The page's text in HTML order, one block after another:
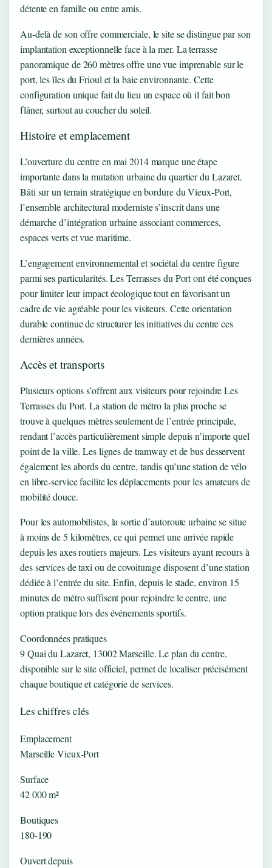
détente en famille ou entre amis.
Au-delà de son offre commerciale, le site se distingue par son
implantation exceptionnelle face à la mer. La terrasse
panoramique de 260 mètres offre une vue imprenable sur le
port, les îles du Frioul et la baie environnante. Cette
configuration unique fait du lieu un espace où il fait bon
flâner, surtout au coucher du soleil.
Histoire et emplacement
L’ouverture du centre en mai 2014 marque une étape
importante dans la mutation urbaine du quartier du Lazaret.
Bâti sur un terrain stratégique en bordure du Vieux-Port,
l’ensemble architectural moderniste s’inscrit dans une
démarche d’intégration urbaine associant commerces,
espaces verts et vue maritime.
L’engagement environnemental et sociétal du centre figure
parmi ses particularités. Les Terrasses du Port ont été conçues
pour limiter leur impact écologique tout en favorisant un
cadre de vie agréable pour les visiteurs. Cette orientation
durable continue de structurer les initiatives du centre ces
dernières années.
Accès et transports
Plusieurs options s’offrent aux visiteurs pour rejoindre Les
Terrasses du Port. La station de métro la plus proche se
trouve à quelques mètres seulement de l’entrée principale,
rendant l’accès particulièrement simple depuis n’importe quel
point de la ville. Les lignes de tramway et de bus desservent
également les abords du centre, tandis qu’une station de vélo
en libre-service facilite les déplacements pour les amateurs de
mobilité douce.
Pour les automobilistes, la sortie d’autoroute urbaine se situe
à moins de 5 kilomètres, ce qui permet une arrivée rapide
depuis les axes routiers majeurs. Les visiteurs ayant recours à
des services de taxi ou de covoiturage disposent d’une station
dédiée à l’entrée du site. Enfin, depuis le stade, environ 15
minutes de métro suffisent pour rejoindre le centre, une
option pratique lors des événements sportifs.
Coordonnées pratiques
9 Quai du Lazaret, 13002 Marseille. Le plan du centre,
disponible sur le site officiel, permet de localiser précisément
chaque boutique et catégorie de services.
Les chiffres clés
Emplacement
Marseille Vieux-Port
Surface
42 000 m²
Boutiques
180-190
Ouvert depuis